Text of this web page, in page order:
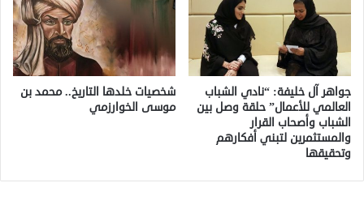
جواهر آل خليفة: “نادي الشباب
العالمي للأعمال” حلقة وصل بين
الشباب وأصحاب القرار
والمستثمرين لتبني أفكارهم
وتحقيقها
شخصيات خلدها التاريخ.. محمد بن
موسى الخوارزمي